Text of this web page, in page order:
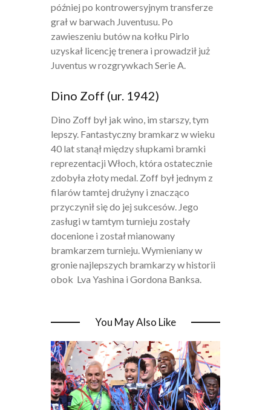
później po kontrowersyjnym transferze
grał w barwach Juventusu. Po
zawieszeniu butów na kołku Pirlo
uzyskał licencję trenera i prowadził już
Juventus w rozgrywkach Serie A.
Dino Zoff (ur. 1942)
Dino Zoff był jak wino, im starszy, tym
lepszy. Fantastyczny bramkarz w wieku
40 lat stanął między słupkami bramki
reprezentacji Włoch, która ostatecznie
zdobyła złoty medal. Zoff był jednym z
filarów tamtej drużyny i znacząco
przyczynił się do jej sukcesów. Jego
zasługi w tamtym turnieju zostały
docenione i został mianowany
bramkarzem turnieju. Wymieniany w
gronie najlepszych bramkarzy w historii
obok Lva Yashina i Gordona Banksa.
You May Also Like